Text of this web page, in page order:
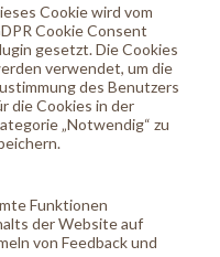
Cookie wird vom
Cookie Consent
gesetzt. Die Cookies
verwendet, um die
des Benutzers
die Cookies in der
„Notwendig“ zu
Funktionen
der Website auf
von Feedback und